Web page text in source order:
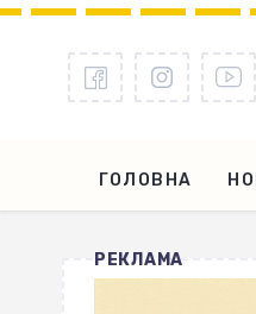
ГОЛОВНА
РЕКЛАМА